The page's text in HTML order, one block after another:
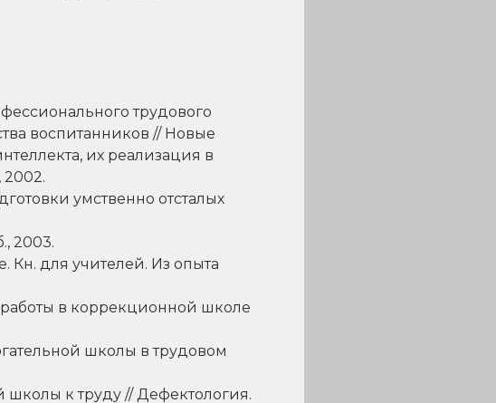
трудового
воспитанников // Новые
их реализация в
умственно отсталых
2003.
Кн. для учителей. Из опыта
в коррекционной школе
школы в трудовом
к труду // Дефектология.